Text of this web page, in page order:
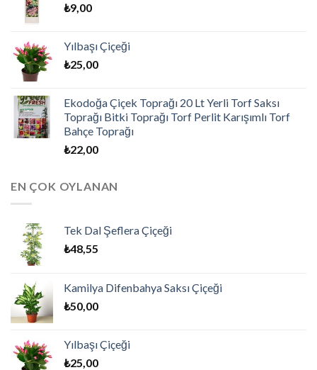
₺9,00
Yılbaşı Çiçeği
₺25,00
Ekodoğa Çiçek Toprağı 20 Lt Yerli Torf Saksı
Toprağı Bitki Toprağı Torf Perlit Karışımlı Torf
Bahçe Toprağı
₺22,00
EN ÇOK OYLANAN
Tek Dal Şeflera Çiçeği
₺48,55
Kamilya Difenbahya Saksı Çiçeği
₺50,00
Yılbaşı Çiçeği
₺25,00